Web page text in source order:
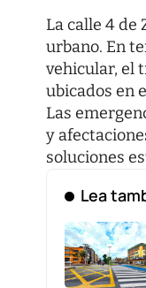
La calle 4 de
urbano. En
vehicular, el
ubicados en
Las
y
soluciones
Lea